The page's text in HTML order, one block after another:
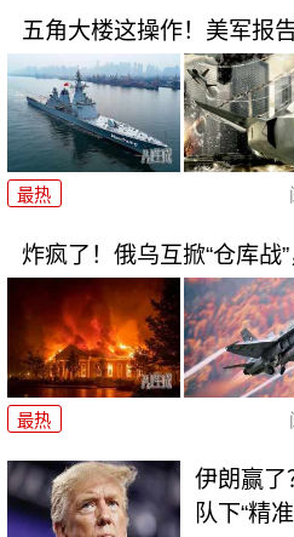
五角大楼这操作！美军报
最热
炸疯了！俄乌互掀“仓库战
最热
伊朗赢了
队下“精